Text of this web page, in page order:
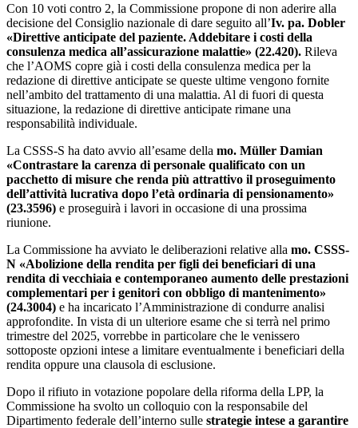
Con 10 voti contro 2, la Commissione propone di non aderire alla
decisione del Consiglio nazionale di dare seguito all’Iv. pa. Dobler
«Direttive anticipate del paziente. Addebitare i costi della
consulenza medica all’assicurazione malattie» (22.420). Rileva
che l’AOMS copre già i costi della consulenza medica per la
redazione di direttive anticipate se queste ultime vengono fornite
nell’ambito del trattamento di una malattia. Al di fuori di questa
situazione, la redazione di direttive anticipate rimane una
responsabilità individuale.
La CSSS-S ha dato avvio all’esame della mo. Müller Damian
«Contrastare la carenza di personale qualificato con un
pacchetto di misure che renda più attrattivo il proseguimento
dell’attività lucrativa dopo l’età ordinaria di pensionamento»
(23.3596) e proseguirà i lavori in occasione di una prossima
riunione.
La Commissione ha avviato le deliberazioni relative alla mo. CSSS-
N «Abolizione della rendita per figli dei beneficiari di una
rendita di vecchiaia e contemporaneo aumento delle prestazioni
complementari per i genitori con obbligo di mantenimento»
(24.3004) e ha incaricato l’Amministrazione di condurre analisi
approfondite. In vista di un ulteriore esame che si terrà nel primo
trimestre del 2025, vorrebbe in particolare che le venissero
sottoposte opzioni intese a limitare eventualmente i beneficiari della
rendita oppure una clausola di esclusione.
Dopo il rifiuto in votazione popolare della riforma della LPP, la
Commissione ha svolto un colloquio con la responsabile del
Dipartimento federale dell’interno sulle strategie intese a garantire